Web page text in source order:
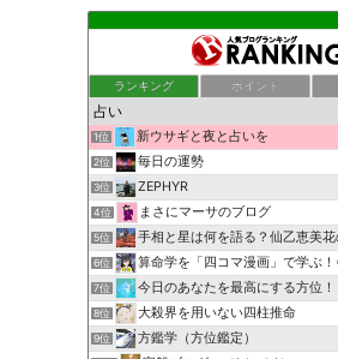
ランキング ポイント
1位 新ウサギと夜と占いを
2位 毎日の運勢
3位 ZEPHYR
4位 まさにマーサのブログ
5位 手相と星は何を語る？仙乙恵美花
6位 算命学を「四コマ漫画」で学ぶ
7位 今日のあなたを最高にする方位
8位 大殺界を用いない四柱推命
9位 方鑑学（方位鑑定）